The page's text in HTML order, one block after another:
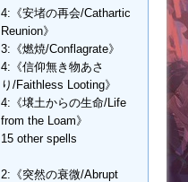
4:《安堵の再会/Cathartic
Reunion》
3:《燃焼/Conflagrate》
4:《信仰無き物あさ
り/Faithless Looting》
4:《壌土からの生命/Life
from the Loam》
15 other spells
2:《突然の衰微/Abrupt